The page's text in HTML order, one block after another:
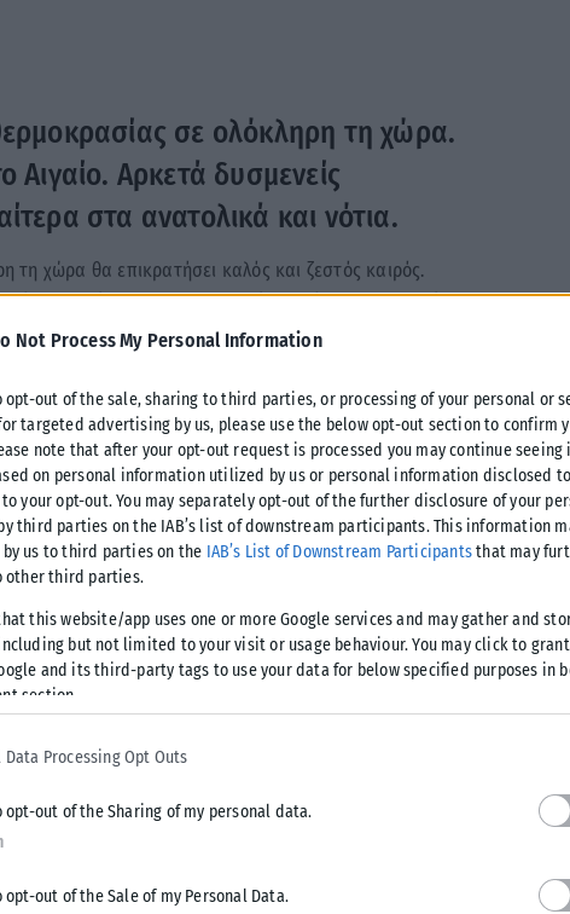
Not Process My Personal Information
opt-out of the sale, sharing to third parties, or processing of your personal or
targeted advertising by us, please use the below opt-out section to confirm
note that after your opt-out request is processed you may continue
on personal information utilized by us or personal information disclosed
your opt-out. You may separately opt-out of the further disclosure of your
third parties on the IAB’s list of downstream participants. This information
by us to third parties on the IAB’s List of Downstream Participantsthat may
other third parties.
this website/app uses one or more Google services and may gather and
but not limited to your visit or usage behaviour. You may click to
and its third-party tags to use your data for below specified purposes in
section.
Data Processing Opt Outs
opt-out of the Sharing of my personal data.
opt-out of the Sale of my Personal Data.
σε ολόκληρη τη χώρα.
Αιγαίο. Αρκετά δυσμενείς
στα ανατολικά και νότια.
τη χώρα θα επικρατήσει καλός και ζεστός καιρός.
ιδιαίτερα στα ανατολικά και νότια ηπειρωτικά και
10 έως 30 βαθμούς, στην υπόλοιπη Βόρεια Ελλάδα από 15
στα υπόλοιπα ηπειρωτικά από 18 έως 35, στα
Αιγαίου και την Κρήτη από 19 έως 31 βαθμούς, ενώ
35-37 βαθμούς Κελσίου.
με εντάσεις 5-6 και τοπικά 7 μποφόρ, ενώ στο Ιόνιο θα
έως 5 μποφόρ.
θα είναι οι πυρομετεωρολογικές συνθήκες στο σύνολο του
εντάσεις 4-5 μποφόρ και κατά περιόδους στα ανατολικά 6
το μεσημέρι. Οι άνεμοι θα πνέουν από διάφορες
κυμανθεί από 21 έως 33 βαθμούς.